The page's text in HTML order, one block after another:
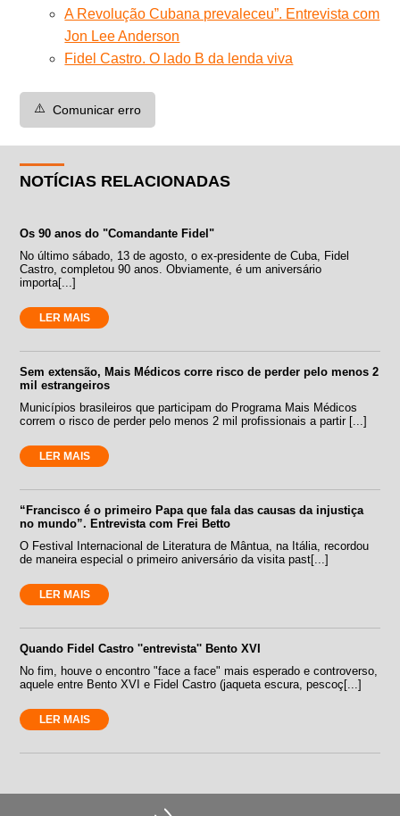
A Revolução Cubana prevaleceu”. Entrevista com
Jon Lee Anderson
Fidel Castro. O lado B da lenda viva
⚠️ Comunicar erro
NOTÍCIAS RELACIONADAS
Os 90 anos do "Comandante Fidel"
No último sábado, 13 de agosto, o ex-presidente de Cuba, Fidel
Castro, completou 90 anos. Obviamente, é um aniversário
importa[...]
LER MAIS
Sem extensão, Mais Médicos corre risco de perder pelo menos 2
mil estrangeiros
Municípios brasileiros que participam do Programa Mais Médicos
correm o risco de perder pelo menos 2 mil profissionais a partir [...]
LER MAIS
“Francisco é o primeiro Papa que fala das causas da injustiça
no mundo”. Entrevista com Frei Betto
O Festival Internacional de Literatura de Mântua, na Itália, recordou
de maneira especial o primeiro aniversário da visita past[...]
LER MAIS
Quando Fidel Castro ''entrevista'' Bento XVI
No fim, houve o encontro "face a face" mais esperado e controverso,
aquele entre Bento XVI e Fidel Castro (jaqueta escura, pescoç[...]
LER MAIS